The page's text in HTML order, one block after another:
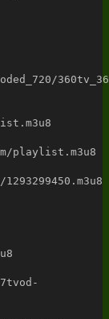
playlist.m3u8